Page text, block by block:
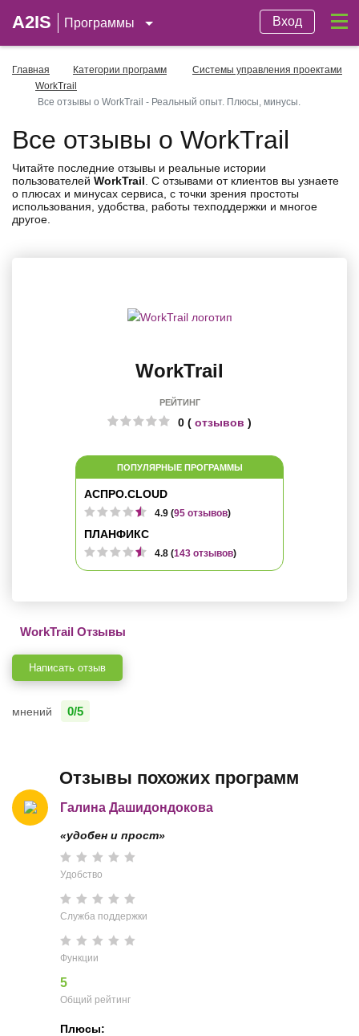
A2IS Программы Вход
Главная Категории программ
Системы управления проектами
WorkTrail
Все отзывы о WorkTrail - Реальный опыт. Плюсы, минусы.
Все отзывы о WorkTrail
Читайте последние отзывы и реальные истории
пользователей WorkTrail . С отзывами от клиентов вы узнаете
о плюсах и минусах сервиса, с точки зрения простоты
использования, удобства, работы техподдержки и многое
другое.
WorkTrail
РЕЙТИНГ
0 ( отзывов )
ПОПУЛЯРНЫЕ ПРОГРАММЫ
АСПРО.CLOUD
4.9 (95 отзывов)
ПЛАНФИКС
4.8 (143 отзывов)
WorkTrail Отзывы
Написать отзыв
мнений 0/5
Отзывы похожих программ
Галина Дашидондокова
«удобен и прост»
Удобство
Служба поддержки
Функции
5
Общий рейтинг
Плюсы: